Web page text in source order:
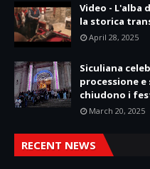
Video - L'alba
la storica
April 28, 2025
Siculiana
processione
chiudono i
March 20, 2025
RECENT NEWS